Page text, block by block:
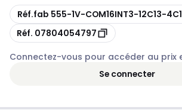
Copie
Réf.fab 555-1V-COM16INT3-12C13-
Copie
Réf. 07804054797
Connectez-vous pour accéder au prix
Se connecter